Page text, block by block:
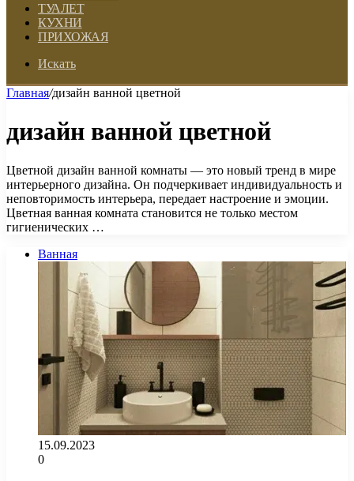
ТУАЛЕТ
КУХНИ
ПРИХОЖАЯ
Искать
Главная/дизайн ванной цветной
дизайн ванной цветной
Цветной дизайн ванной комнаты — это новый тренд в мире
интерьерного дизайна. Он подчеркивает индивидуальность и
неповторимость интерьера, передает настроение и эмоции.
Цветная ванная комната становится не только местом
гигиенических …
Ванная
15.09.2023
0